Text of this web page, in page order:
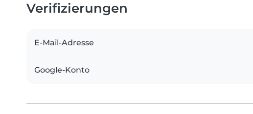
Verifizierungen
E-Mail-Adresse
Google-Konto